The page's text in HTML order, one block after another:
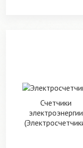
Счетчики
электроэнергии